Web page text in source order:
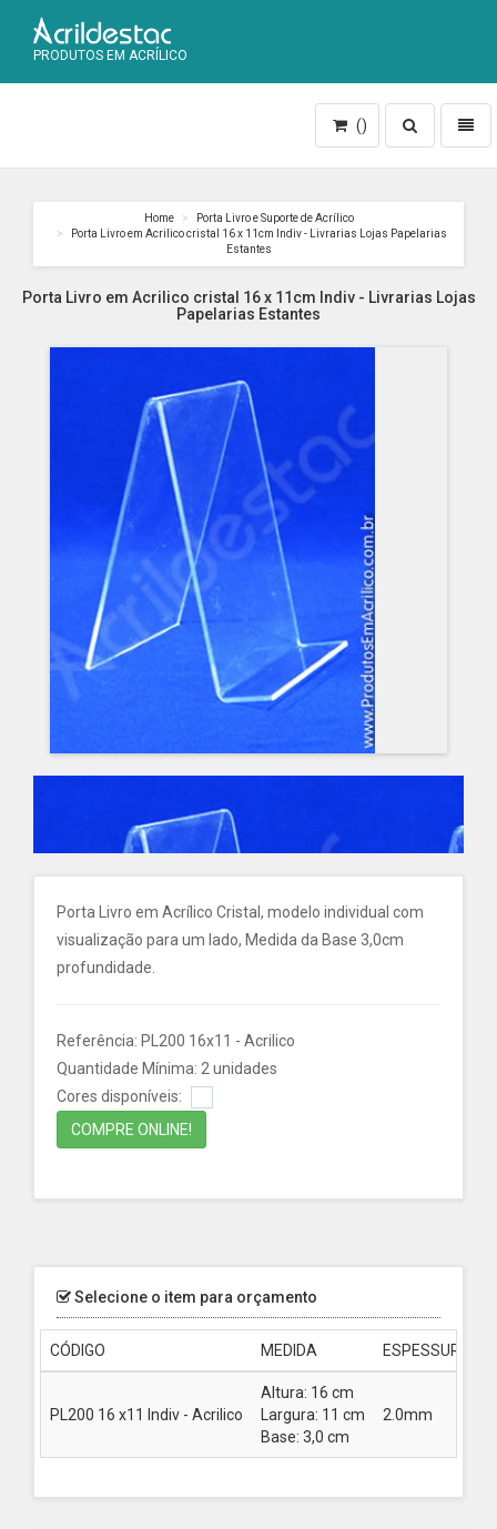
PRODUTOS EM ACRÍLICO
Toggle
search
()
Home
Porta Livro e Suporte de Acrílico
Porta Livro em Acrilico cristal 16 x 11cm Indiv - Livrarias Lojas Papelarias
Estantes
Porta Livro em Acrilico cristal 16 x 11cm Indiv - Livrarias Lojas
Papelarias Estantes
Porta Livro em Acrílico Cristal, modelo individual com
visualização para um lado, Medida da Base 3,0cm
profundidade.
Referência: PL200 16x11 - Acrilico
Quantidade Mínima: 2 unidades
Cores disponíveis:
COMPRE ONLINE!
Selecione o item para orçamento
CÓDIGO MEDIDA ESPESSURA
PL200 16 x11 Indiv - Acrilico
Altura: 16 cm
Largura: 11 cm
Base: 3,0 cm
2.0mm